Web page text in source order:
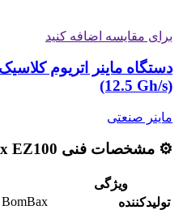
برای مقایسه اضافه کنید
(12.5 Gh/s)
ماینر صنعتی
⚙️ مشخصات فنی BomBax EZ100
ویژگی
تولیدکننده
BomBax